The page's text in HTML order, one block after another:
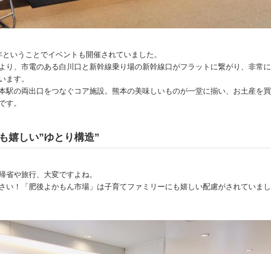
いうことでイベントも開催されていました。
り、市電のある白川口と新幹線乗り場の新幹線口がフラットに繋がり、非常に
ます。
駅の両出口をつなぐコア施設。熊本の美味しいものが一堂に揃い、お土産を買
す。
嬉しい”ゆとり構造”
省や旅行、大変ですよね。
い！「肥後よかもん市場」は子育てファミリーにも嬉しい配慮がされていまし